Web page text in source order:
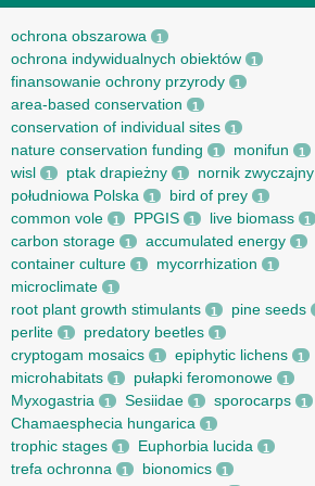
ochrona obszarowa 1
ochrona indywidualnych obiektów 1
finansowanie ochrony przyrody 1
area-based conservation 1
conservation of individual sites 1
nature conservation funding 1 monifun 1
wisl 1 ptak drapieżny 1 nornik zwyczajny
południowa Polska 1 bird of prey 1
common vole 1 PPGIS 1 live biomass 1
carbon storage 1 accumulated energy 1
container culture 1 mycorrhization 1
microclimate 1
root рlant growth stimulants 1 pine seeds
perlite 1 predatory beetles 1
cryptogam mosaics 1 epiphytic lichens 1
microhabitats 1 pułapki feromonowe 1
Myxogastria 1 Sesiidae 1 sporocarps 1
Chamaesphecia hungarica 1
trophic stages 1 Euphorbia lucida 1
trefa ochronna 1 bionomics 1